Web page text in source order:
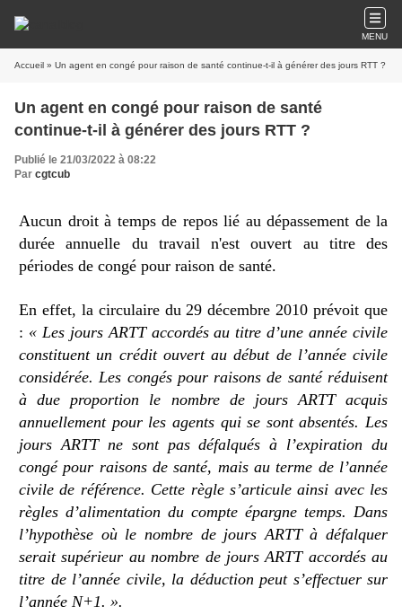
MENU
Accueil » Un agent en congé pour raison de santé continue-t-il à générer des jours RTT ?
Un agent en congé pour raison de santé
continue-t-il à générer des jours RTT ?
Publié le 21/03/2022 à 08:22
Par cgtcub
Aucun droit à temps de repos lié au dépassement de la
durée annuelle du travail n'est ouvert au titre des
périodes de congé pour raison de santé.
En effet, la circulaire du 29 décembre 2010 prévoit que
: « Les jours ARTT accordés au titre d’une année civile
constituent un crédit ouvert au début de l’année civile
considérée. Les congés pour raisons de santé réduisent
à due proportion le nombre de jours ARTT acquis
annuellement pour les agents qui se sont absentés. Les
jours ARTT ne sont pas défalqués à l’expiration du
congé pour raisons de santé, mais au terme de l’année
civile de référence. Cette règle s’articule ainsi avec les
règles d’alimentation du compte épargne temps. Dans
l’hypothèse où le nombre de jours ARTT à défalquer
serait supérieur au nombre de jours ARTT accordés au
titre de l’année civile, la déduction peut s’effectuer sur
l’année N+1. ».